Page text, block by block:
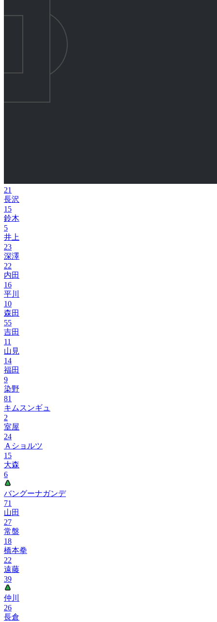
21
長沢
15
鈴木
5
井上
23
深澤
22
内田
16
平川
10
森田
55
吉田
11
山見
14
福田
9
染野
81
キムスンギュ
2
室屋
24
Ａショルツ
15
大森
6
バングーナガンデ
71
山田
27
常盤
18
橋本拳
22
遠藤
39
仲川
26
長倉